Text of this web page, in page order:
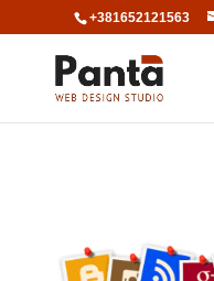
+381652121563